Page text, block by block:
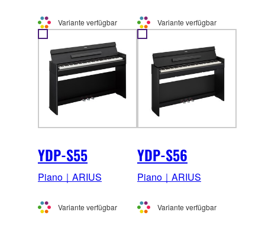
Variante verfügbar Variante verfügbar
YDP-S55
Piano｜ARIUS
Variante verfügbar
YDP-S56
Piano｜ARIUS
Variante verfügbar